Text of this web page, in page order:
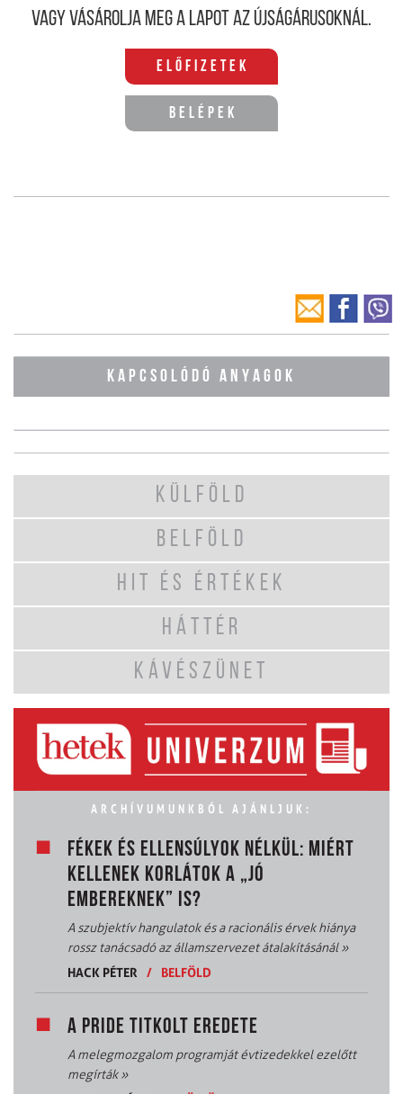
Vagy vásárolja meg a lapot az újságárusoknál.
Előfizetek
Belépek
KAPCSOLÓDÓ ANYAGOK
KÜLFÖLD
BELFÖLD
HIT ÉS ÉRTÉKEK
HÁTTÉR
KÁVÉSZÜNET
ARCHÍVUMUNKBÓL AJÁNLJUK:
FÉKEK ÉS ELLENSÚLYOK NÉLKÜL: MIÉRT
KELLENEK KORLÁTOK A „JÓ
EMBEREKNEK” IS?
A szubjektív hangulatok és a racionális érvek hiánya
rossz tanácsadó az államszervezet átalakításánál»
HACK PÉTER
/ BELFÖLD
A PRIDE TITKOLT EREDETE
A melegmozgalom programját évtizedekkel ezelőtt
megírták»